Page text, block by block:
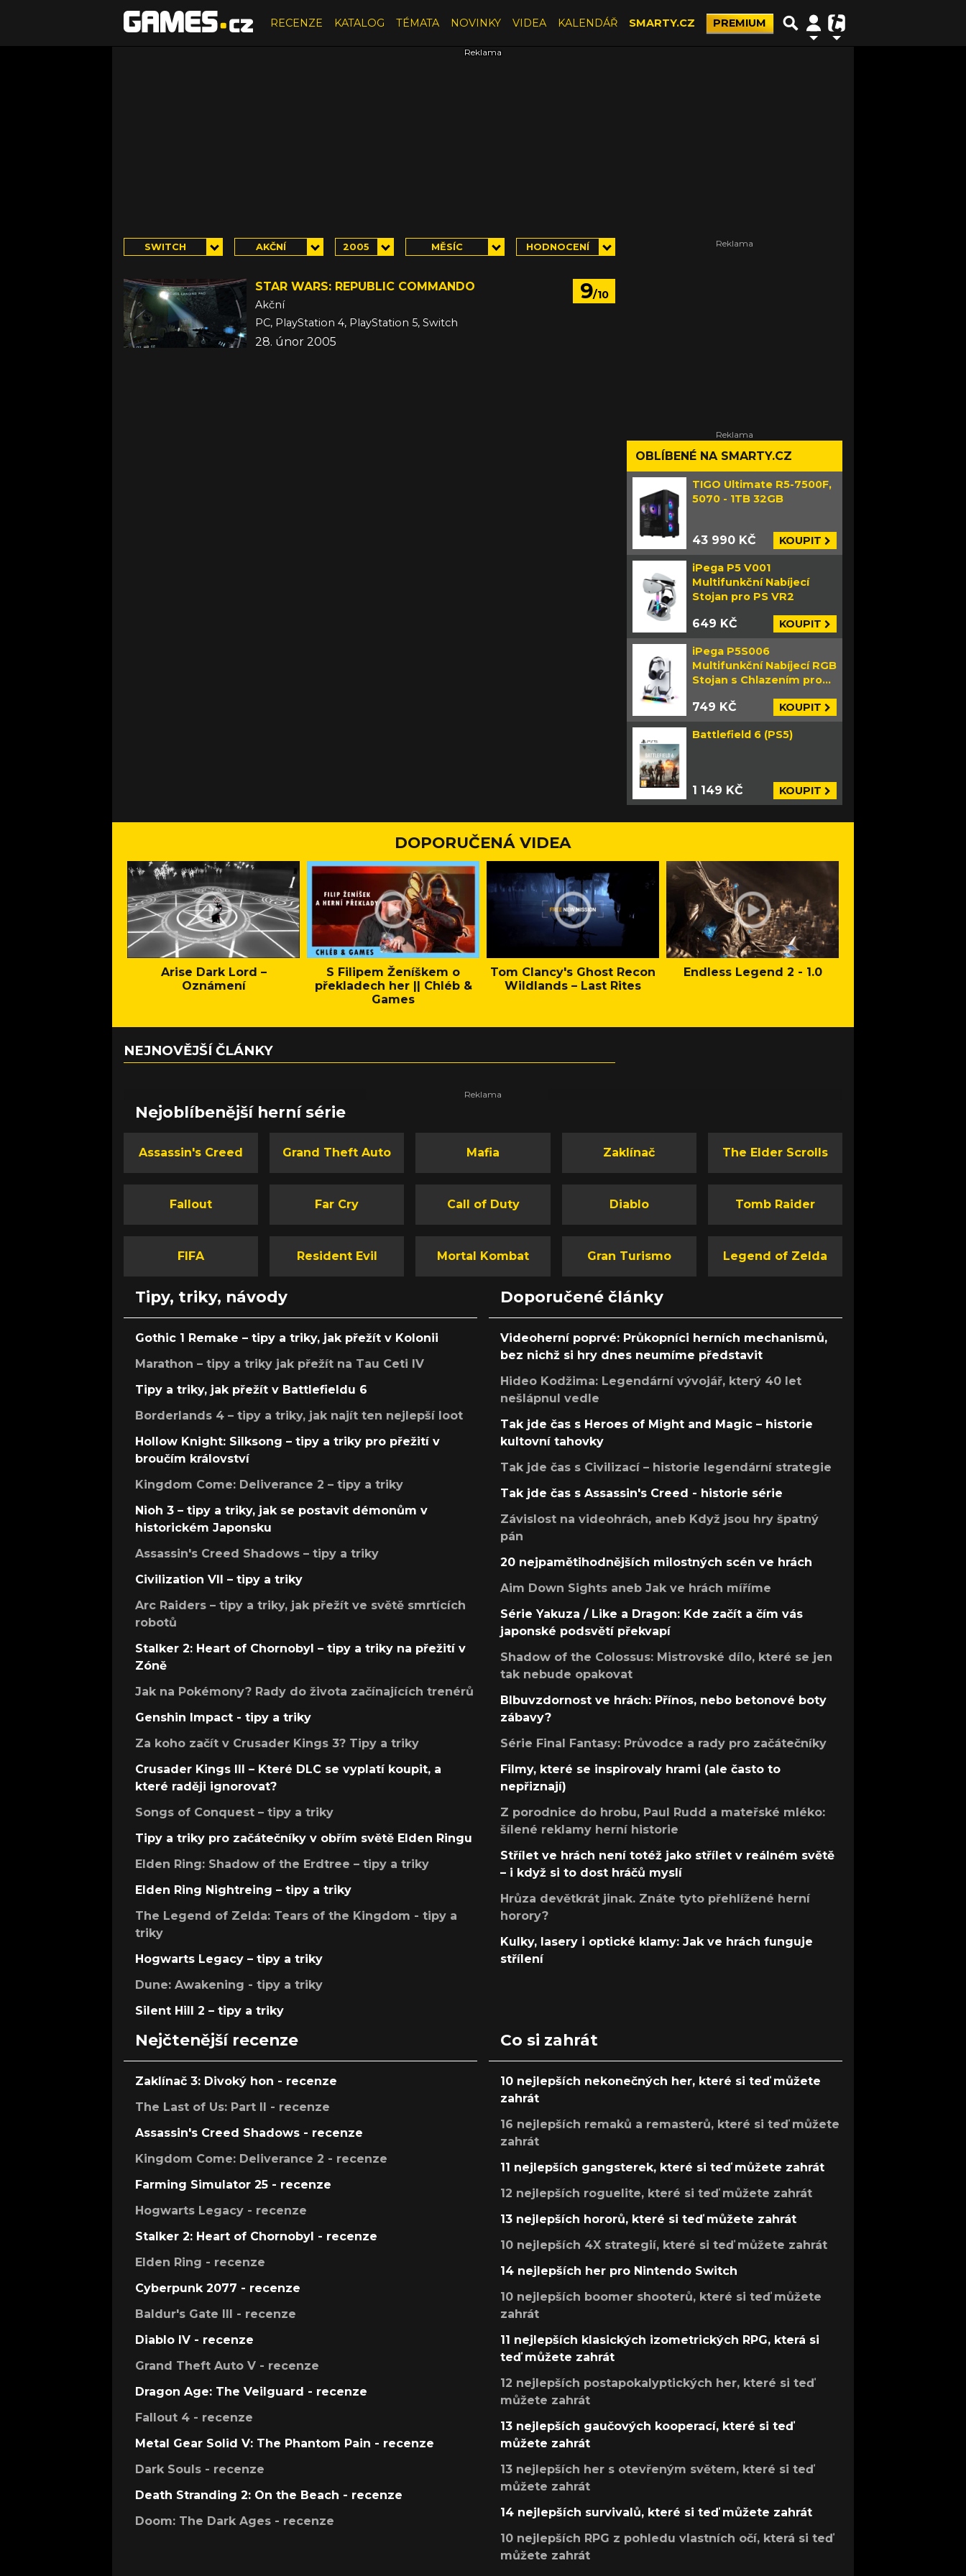
RECENZE KATALOG TÉMATA NOVINKY VIDEA KALENDÁŘ SMARTY.CZ PREMIUM
SWITCH AKČNÍ 2005 MĚSÍC HODNOCENÍ
9/10
STAR WARS: REPUBLIC COMMANDO
Akční
PC, PlayStation 4, PlayStation 5, Switch
28. únor 2005
OBLÍBENÉ NA SMARTY.CZ
TIGO Ultimate R5-7500F,
5070 - 1TB 32GB
43 990 KČ KOUPIT
iPega P5 V001
Multifunkční Nabíjecí
Stojan pro PS VR2
649 KČ KOUPIT
iPega P5S006
Multifunkční Nabíjecí RGB
Stojan s Chlazením pro
749 KČ KOUPIT
Battlefield 6 (PS5)
1 149 KČ KOUPIT
DOPORUČENÁ VIDEA
Arise Dark Lord –
Oznámení
S Filipem Ženíškem o
překladech her || Chléb &
Games
Tom Clancy's Ghost Recon
Wildlands – Last Rites
Endless Legend 2 - 1.0
NEJNOVĚJŠÍ ČLÁNKY
Nejoblíbenější herní série
Assassin's Creed Grand Theft Auto Mafia Zaklínač The Elder Scrolls
Fallout Far Cry Call of Duty Diablo Tomb Raider
FIFA Resident Evil Mortal Kombat Gran Turismo Legend of Zelda
Tipy, triky, návody
Gothic 1 Remake – tipy a triky, jak přežít v Kolonii
Marathon – tipy a triky jak přežít na Tau Ceti IV
Tipy a triky, jak přežít v Battlefieldu 6
Borderlands 4 – tipy a triky, jak najít ten nejlepší loot
Hollow Knight: Silksong – tipy a triky pro přežití v
broučím království
Kingdom Come: Deliverance 2 – tipy a triky
Nioh 3 – tipy a triky, jak se postavit démonům v
historickém Japonsku
Assassin's Creed Shadows – tipy a triky
Civilization VII – tipy a triky
Arc Raiders – tipy a triky, jak přežít ve světě smrtících
robotů
Stalker 2: Heart of Chornobyl – tipy a triky na přežití v
Zóně
Jak na Pokémony? Rady do života začínajících trenérů
Genshin Impact - tipy a triky
Za koho začít v Crusader Kings 3? Tipy a triky
Crusader Kings III – Které DLC se vyplatí koupit, a
které raději ignorovat?
Songs of Conquest – tipy a triky
Tipy a triky pro začátečníky v obřím světě Elden Ringu
Elden Ring: Shadow of the Erdtree – tipy a triky
Elden Ring Nightreing – tipy a triky
The Legend of Zelda: Tears of the Kingdom - tipy a
triky
Hogwarts Legacy – tipy a triky
Dune: Awakening - tipy a triky
Silent Hill 2 – tipy a triky
Doporučené články
Videoherní poprvé: Průkopníci herních mechanismů,
bez nichž si hry dnes neumíme představit
Hideo Kodžima: Legendární vývojář, který 40 let
nešlápnul vedle
Tak jde čas s Heroes of Might and Magic – historie
kultovní tahovky
Tak jde čas s Civilizací – historie legendární strategie
Tak jde čas s Assassin's Creed - historie série
Závislost na videohrách, aneb Když jsou hry špatný
pán
20 nejpamětihodnějších milostných scén ve hrách
Aim Down Sights aneb Jak ve hrách míříme
Série Yakuza / Like a Dragon: Kde začít a čím vás
japonské podsvětí překvapí
Shadow of the Colossus: Mistrovské dílo, které se jen
tak nebude opakovat
Blbuvzdornost ve hrách: Přínos, nebo betonové boty
zábavy?
Série Final Fantasy: Průvodce a rady pro začátečníky
Filmy, které se inspirovaly hrami (ale často to
nepřiznají)
Z porodnice do hrobu, Paul Rudd a mateřské mléko:
šílené reklamy herní historie
Střílet ve hrách není totéž jako střílet v reálném světě
– i když si to dost hráčů myslí
Hrůza devětkrát jinak. Znáte tyto přehlížené herní
horory?
Kulky, lasery i optické klamy: Jak ve hrách funguje
střílení
Nejčtenější recenze
Zaklínač 3: Divoký hon - recenze
The Last of Us: Part II - recenze
Assassin's Creed Shadows - recenze
Kingdom Come: Deliverance 2 - recenze
Farming Simulator 25 - recenze
Hogwarts Legacy - recenze
Stalker 2: Heart of Chornobyl - recenze
Elden Ring - recenze
Cyberpunk 2077 - recenze
Baldur's Gate III - recenze
Diablo IV - recenze
Grand Theft Auto V - recenze
Dragon Age: The Veilguard - recenze
Fallout 4 - recenze
Metal Gear Solid V: The Phantom Pain - recenze
Dark Souls - recenze
Death Stranding 2: On the Beach - recenze
Doom: The Dark Ages - recenze
Co si zahrát
10 nejlepších nekonečných her, které si teď můžete
zahrát
16 nejlepších remaků a remasterů, které si teď můžete
zahrát
11 nejlepších gangsterek, které si teď můžete zahrát
12 nejlepších roguelite, které si teď můžete zahrát
13 nejlepších hororů, které si teď můžete zahrát
10 nejlepších 4X strategií, které si teď můžete zahrát
14 nejlepších her pro Nintendo Switch
10 nejlepších boomer shooterů, které si teď můžete
zahrát
11 nejlepších klasických izometrických RPG, která si
teď můžete zahrát
12 nejlepších postapokalyptických her, které si teď
můžete zahrát
13 nejlepších gaučových kooperací, které si teď
můžete zahrát
13 nejlepších her s otevřeným světem, které si teď
můžete zahrát
14 nejlepších survivalů, které si teď můžete zahrát
10 nejlepších RPG z pohledu vlastních očí, která si teď
můžete zahrát